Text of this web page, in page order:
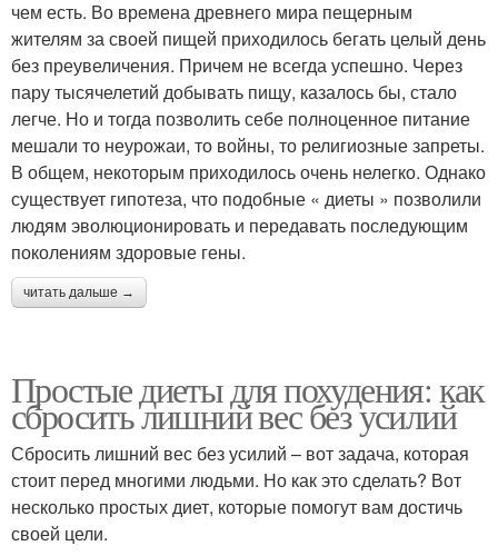
чем есть. Во времена древнего мира пещерным
жителям за своей пищей приходилось бегать целый день
без преувеличения. Причем не всегда успешно. Через
пару тысячелетий добывать пищу, казалось бы, стало
легче. Но и тогда позволить себе полноценное питание
мешали то неурожаи, то войны, то религиозные запреты.
В общем, некоторым приходилось очень нелегко. Однако
существует гипотеза, что подобные « диеты » позволили
людям эволюционировать и передавать последующим
поколениям здоровые гены.
читать дальше →
Простые диеты для похудения: как
сбросить лишний вес без усилий
Сбросить лишний вес без усилий – вот задача, которая
стоит перед многими людьми. Но как это сделать? Вот
несколько простых диет, которые помогут вам достичь
своей цели.